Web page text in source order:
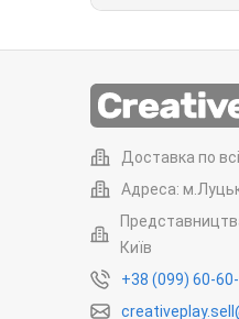
Доставка по
Адреса:
Київ
+38 (099) 60-